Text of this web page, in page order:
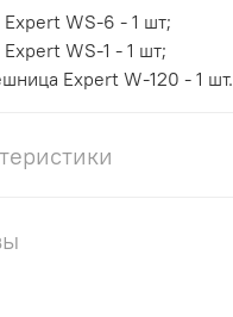
Expert WS-6 - 1 шт;
WS-1 - 1 шт;
Expert W-120 - 1 шт.